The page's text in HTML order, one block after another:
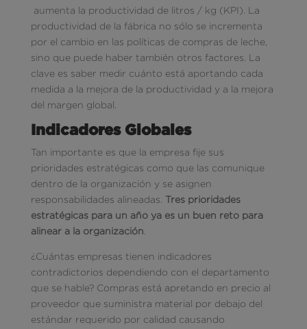
aumenta la productividad de litros / kg (KPI). La
productividad de la fábrica no sólo se incrementa
por el cambio en las políticas de compras de leche,
sino que puede haber también otros factores. La
clave es saber medir cuánto está aportando cada
medida a la mejora de la productividad y a la mejora
del margen global.
Indicadores Globales
Tan importante es que la empresa fije sus
prioridades estratégicas como que las comunique
dentro de la organización y se asignen
responsabilidades alineadas. Tres prioridades
estratégicas para un año ya es un buen reto para
alinear a la organización
¿Cuántas empresas tienen indicadores
contradictorios dependiendo con el departamento
que se hable? Compras está apretando en precio al
proveedor que suministra material por debajo del
estándar requerido por calidad causando